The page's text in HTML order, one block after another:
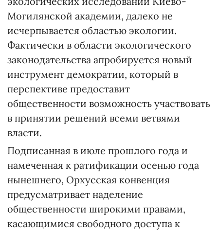
Могилянской академии, далеко не
исчерпывается областью экологии.
Фактически в области экологического
законодательства апробируется новый
инструмент демократии, который в
перспективе предоставит
общественности возможность участвовать
в принятии решений всеми ветвями
власти.
Подписанная в июле прошлого года и
намеченная к ратификации осенью года
нынешнего, Орхусская конвенция
предусматривает наделение
общественности широкими правами,
касающимися свободного доступа к